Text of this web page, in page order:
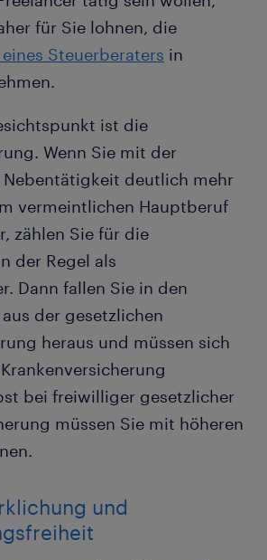
für Sie lohnen, die
Steuerberaters in
ist die
Wenn Sie mit der
deutlich mehr
vermeintlichen Hauptberuf
zählen Sie für die
der Regel als
Dann fallen Sie in den
der gesetzlichen
heraus und müssen sich
bei freiwilliger gesetzlicher
müssen Sie mit höheren
und